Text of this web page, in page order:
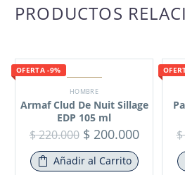
PRODUCTOS
OFERTA -9%
HOMBRE
Armaf Clud De Nuit Sillage
EDP 105 ml
$220.000 $ 200.000
Añadir al Carrito
$